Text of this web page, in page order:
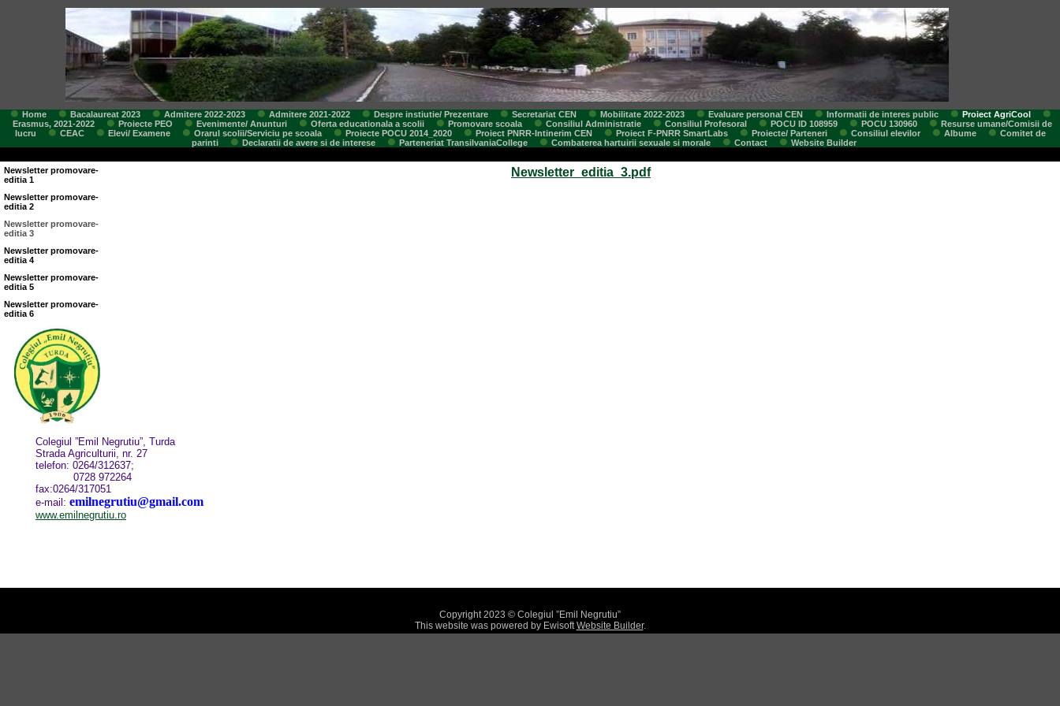
Home Bacalaureat 2023 Admitere 2022-2023 Admitere 2021-2022 Despre instiutie/ Prezentare Secretariat CEN Mobilitate 2022-2023 Evaluare personal CEN Informatii de interes public
Proiect AgriCool
Erasmus, 2021-2022
Proiecte PEO Evenimente/ Anunturi Oferta educationala a scolii Promovare scoala Consiliul Administratie Consiliul Profesoral POCU ID 108959 POCU 130960
Resurse umane/Comisii de
lucru
CEAC Elevi/ Examene Orarul scolii/Serviciu pe scoala Proiecte POCU 2014_2020 Proiect PNRR-Intinerim CEN Proiect F-PNRR SmartLabs Proiecte/ Parteneri Consiliul elevilor Albume
Comitet de
parinti
Declaratii de avere si de interese Parteneriat TransilvaniaCollege Combaterea hartuirii sexuale si morale Contact Website Builder
Newsletter promovare-
editia 1
Newsletter promovare-
editia 2
Newsletter promovare-
editia 3
Newsletter promovare-
editia 4
Newsletter promovare-
editia 5
Newsletter promovare-
editia 6
Colegiul ”Emil Negrutiu”, Turda
Strada Agriculturii, nr. 27
telefon: 0264/312637;
0728 972264
fax:0264/317051
e-mail: emilnegrutiu@gmail.com
www.emilnegrutiu.ro
Newsletter_editia_3.pdf
Copyright 2023 © Colegiul ”Emil Negrutiu”
This website was powered by EwisoftWebsite Builder.